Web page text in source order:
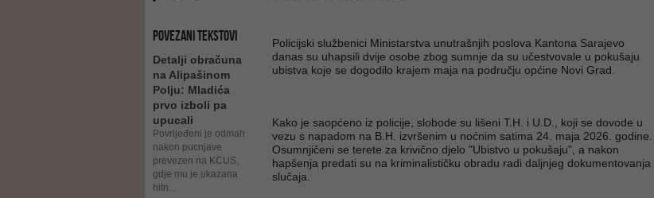
POVEZANI TEKSTOVI
Detalji obračuna
na Alipašinom
Polju: Mladića
prvo izboli pa
upucali
Povrijeđeni je odmah
nakon pucnjave
prevezen na KCUS,
gdje mu je ukazana
hitn...
Policijski službenici Ministarstva unutrašnjih poslova Kantona Sarajevo
danas su uhapsili dvije osobe zbog sumnje da su učestvovale u pokušaju
ubistva koje se dogodilo krajem maja na području općine Novi Grad.
Kako je saopćeno iz policije, slobode su lišeni T.H. i U.D., koji se dovode u
vezu s napadom na B.H. izvršenim u noćnim satima 24. maja 2026. godine.
Osumnjičeni se terete za krivično djelo "Ubistvo u pokušaju", a nakon
hapšenja predati su na kriminalističku obradu radi daljnjeg dokumentovanja
slučaja.